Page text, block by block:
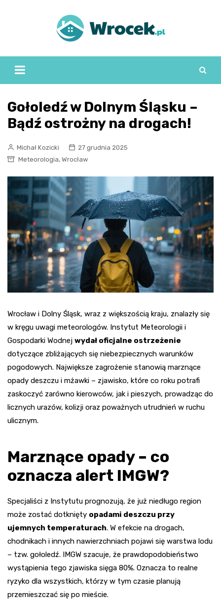
Gołoledź w Dolnym Śląsku –
Bądź ostrożny na drogach!
Michał Kozicki
27 grudnia 2025
Meteorologia, Wrocław
Wrocław i Dolny Śląsk, wraz z większością kraju, znalazły się
w kręgu uwagi meteorologów. Instytut Meteorologii i
Gospodarki Wodnej wydał oficjalne ostrzeżenie
dotyczące zbliżających się niebezpiecznych warunków
pogodowych. Największe zagrożenie stanowią marznące
opady deszczu i mżawki – zjawisko, które co roku potrafi
zaskoczyć zarówno kierowców, jak i pieszych, prowadząc do
licznych urazów, kolizji oraz poważnych utrudnień w ruchu
ulicznym.
Marznące opady – co
oznacza alert IMGW?
Specjaliści z Instytutu prognozują, że już niedługo region
może zostać dotknięty opadami deszczu przy
ujemnych temperaturach. W efekcie na drogach,
chodnikach i innych nawierzchniach pojawi się warstwa lodu
– tzw. gołoledź. IMGW szacuje, że prawdopodobieństwo
wystąpienia tego zjawiska sięga 80%. Oznacza to realne
ryzyko dla wszystkich, którzy w tym czasie planują
przemieszczać się po mieście.